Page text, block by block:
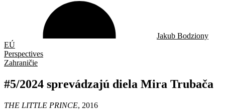
Jakub Bodziony
EÚ
Perspectives
Zahraničie
#5/2024 sprevádzajú diela Mira Trubača
THE LITTLE PRINCE, 2016